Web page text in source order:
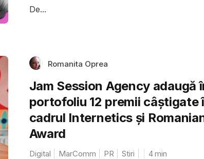
De...
Romanita Oprea
Jam Session Agency adaugă
portofoliu 12 premii câștigate
cadrul Internetics și
Award
Digital MarComm PR Stiri 4min